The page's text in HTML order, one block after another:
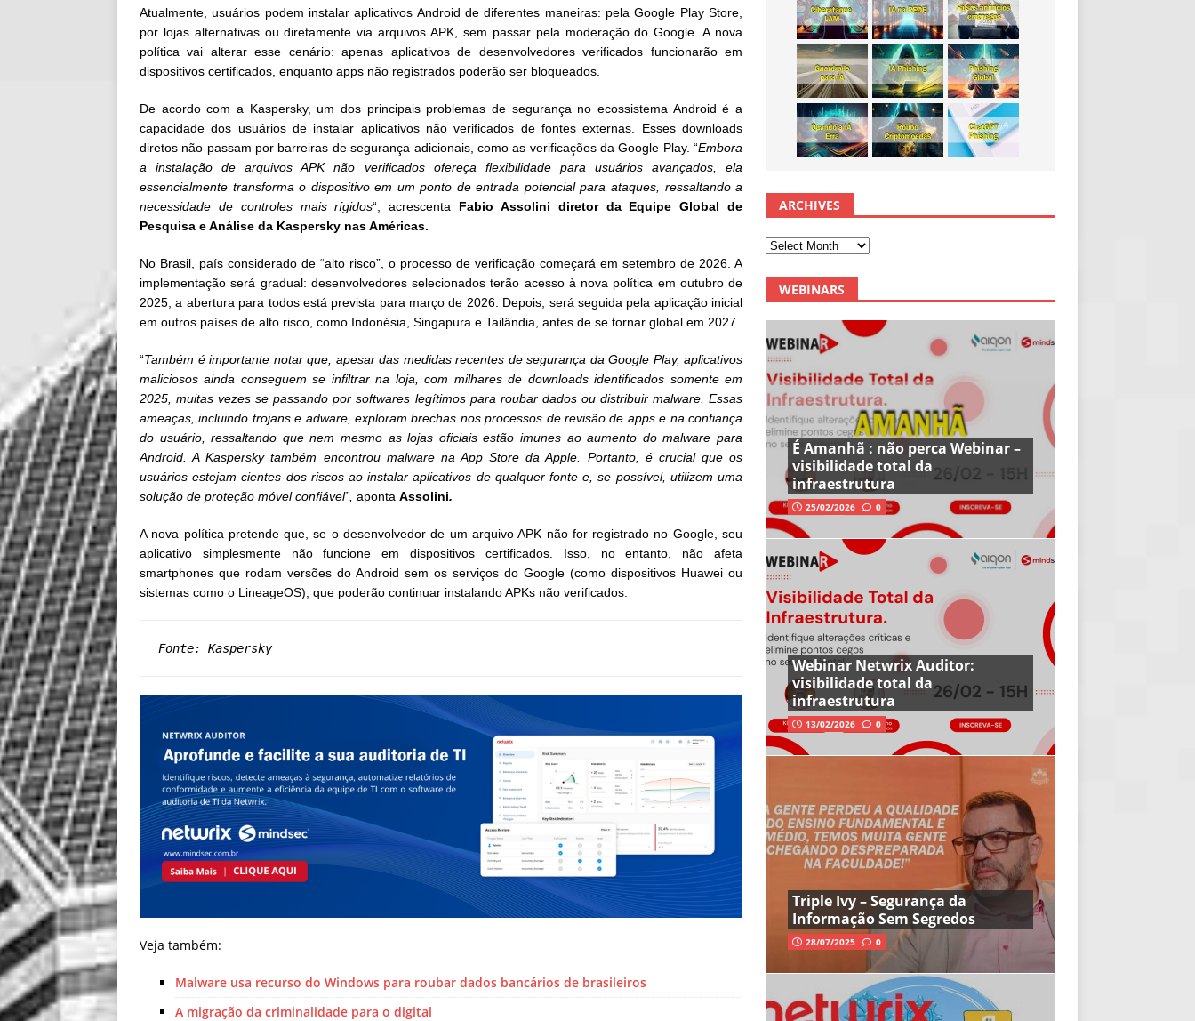
Atualmente, usuários podem instalar aplicativos Android de diferentes maneiras: pela Google Play Store,
por lojas alternativas ou diretamente via arquivos APK, sem passar pela moderação do Google. A nova
política vai alterar esse cenário: apenas aplicativos de desenvolvedores verificados funcionarão em
dispositivos certificados, enquanto apps não registrados poderão ser bloqueados.
De acordo com a Kaspersky, um dos principais problemas de segurança no ecossistema Android é a
capacidade dos usuários de instalar aplicativos não verificados de fontes externas. Esses downloads
diretos não passam por barreiras de segurança adicionais, como as verificações da Google Play. “Embora
a instalação de arquivos APK não verificados ofereça flexibilidade para usuários avançados, ela
essencialmente transforma o dispositivo em um ponto de entrada potencial para ataques, ressaltando a
necessidade de controles mais rígidos“, acrescenta Fabio Assolini diretor da Equipe Global de
Pesquisa e Análise da Kaspersky nas Américas.
No Brasil, país considerado de “alto risco”, o processo de verificação começará em setembro de 2026. A
implementação será gradual: desenvolvedores selecionados terão acesso à nova política em outubro de
2025, a abertura para todos está prevista para março de 2026. Depois, será seguida pela aplicação inicial
em outros países de alto risco, como Indonésia, Singapura e Tailândia, antes de se tornar global em 2027.
“Também é importante notar que, apesar das medidas recentes de segurança da Google Play, aplicativos
maliciosos ainda conseguem se infiltrar na loja, com milhares de downloads identificados somente em
2025, muitas vezes se passando por softwares legítimos para roubar dados ou distribuir malware. Essas
ameaças, incluindo trojans e adware, exploram brechas nos processos de revisão de apps e na confiança
do usuário, ressaltando que nem mesmo as lojas oficiais estão imunes ao aumento do malware para
Android. A Kaspersky também encontrou malware na App Store da Apple. Portanto, é crucial que os
usuários estejam cientes dos riscos ao instalar aplicativos de qualquer fonte e, se possível, utilizem uma
solução de proteção móvel confiável”, aponta Assolini.
A nova política pretende que, se o desenvolvedor de um arquivo APK não for registrado no Google, seu
aplicativo simplesmente não funcione em dispositivos certificados. Isso, no entanto, não afeta
smartphones que rodam versões do Android sem os serviços do Google (como dispositivos Huawei ou
sistemas como o LineageOS), que poderão continuar instalando APKs não verificados.
Fonte: Kaspersky
Veja também:
Malware usa recurso do Windows para roubar dados bancários de brasileiros
A migração da criminalidade para o digital
ARCHIVES
WEBINARS
É Amanhã : não perca Webinar –
visibilidade total da
infraestrutura
25/02/2026 0
Webinar Netwrix Auditor:
visibilidade total da
infraestrutura
13/02/2026 0
Triple Ivy – Segurança da
Informação Sem Segredos
28/07/2025 0